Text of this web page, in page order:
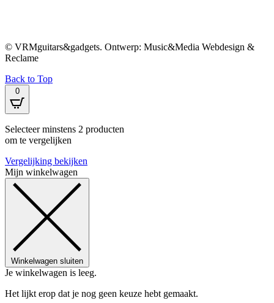
© VRMguitars&gadgets. Ontwerp: Music&Media Webdesign &
Reclame
Back to Top
0
Selecteer minstens 2 producten
om te vergelijken
Vergelijking bekijken
Mijn winkelwagen
Winkelwagen sluiten
Je winkelwagen is leeg.
Het lijkt erop dat je nog geen keuze hebt gemaakt.